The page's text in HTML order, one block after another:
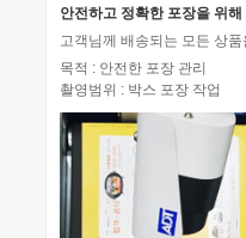
동자들에게 헌정하려 한다.(
안전하고 정확한 포장을 위
고객님께 배송되는 모든 상
목적 : 안전한 포장 관리
촬영범위 : 박스 포장 작업